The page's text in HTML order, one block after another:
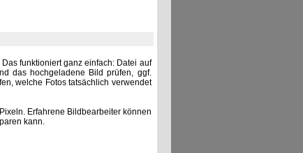
funktioniert ganz einfach: Datei auf
das hochgeladene Bild prüfen, ggf.
welche Fotos tatsächlich verwendet
Erfahrene Bildbearbeiter können
kann.